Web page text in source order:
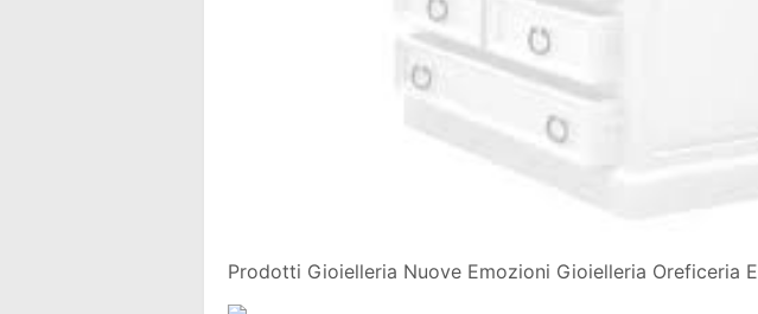
Prodotti Gioielleria Nuove Emozioni Gioielleria Oreficeria E